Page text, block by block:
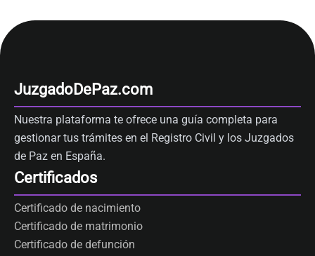
JuzgadoDePaz.com
Nuestra plataforma te ofrece una guía completa para
gestionar tus trámites en el Registro Civil y los Juzgados
de Paz en España.
Certificados
Certificado de nacimiento
Certificado de matrimonio
Certificado de defunción